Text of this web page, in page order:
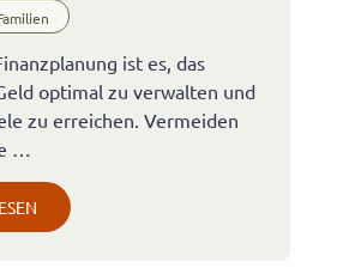
ist es, das
optimal zu verwalten und
zu erreichen. Vermeiden
…